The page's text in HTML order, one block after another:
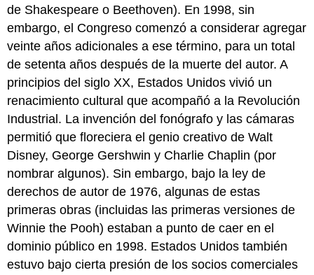
de Shakespeare o Beethoven). En 1998, sin
embargo, el Congreso comenzó a considerar agregar
veinte años adicionales a ese término, para un total
de setenta años después de la muerte del autor. A
principios del siglo XX, Estados Unidos vivió un
renacimiento cultural que acompañó a la Revolución
Industrial. La invención del fonógrafo y las cámaras
permitió que floreciera el genio creativo de Walt
Disney, George Gershwin y Charlie Chaplin (por
nombrar algunos). Sin embargo, bajo la ley de
derechos de autor de 1976, algunas de estas
primeras obras (incluidas las primeras versiones de
Winnie the Pooh) estaban a punto de caer en el
dominio público en 1998. Estados Unidos también
estuvo bajo cierta presión de los socios comerciales